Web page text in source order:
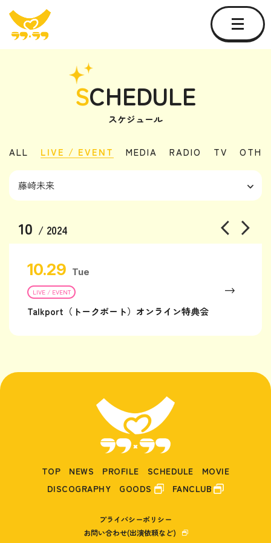
SCHEDULE
スケジュール
ALL LIVE / EVENT MEDIA RADIO TV
10 / 2024
10.29 Tue
LIVE / EVENT
Talkport（トークポート）オンライン特典会
TOP NEWS PROFILE SCHEDULE
MOVIE
DISCOGRAPHY
GOODS FANCLUB
プライバシーポリシー
お問い合わせ(出演依頼など)